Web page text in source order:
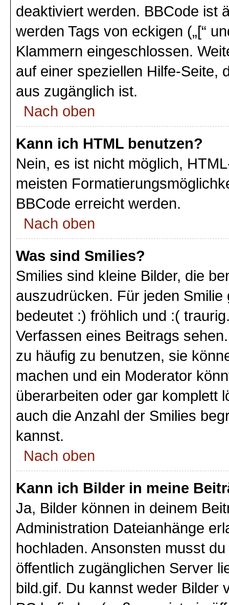
deaktiviert werden. BBCode ist
werden Tags von eckigen („[“
Klammern eingeschlossen.
auf einer speziellen Hilfe-Seite,
aus zugänglich ist.
Nach oben
Kann ich HTML benutzen?
Nein, es ist nicht möglich,
meisten
BBCode erreicht werden.
Nach oben
Was sind Smilies?
Smilies sind kleine Bilder, die
auszudrücken. Für jeden
bedeutet :) fröhlich und :(
Verfassen eines Beitrags
zu häufig zu benutzen, sie
machen und ein Moderator
überarbeiten oder gar komplett
auch die Anzahl der Smilies
kannst.
Nach oben
Kann ich Bilder in meine
Ja, Bilder können in deinem
Administration Dateianhänge
hochladen. Ansonsten musst
öffentlich zugänglichen Server
bild.gif. Du kannst weder Bilder